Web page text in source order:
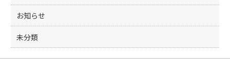
お知らせ
未分類